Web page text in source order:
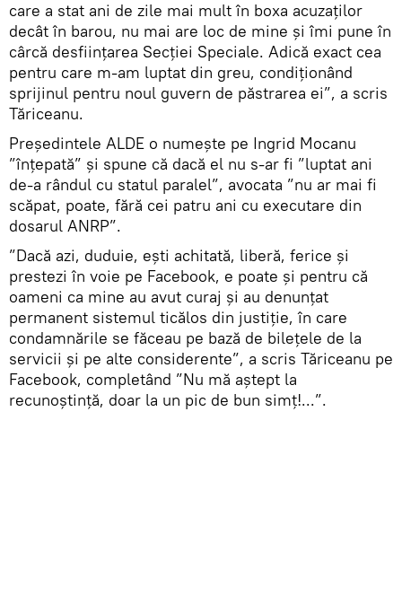
care a stat ani de zile mai mult în boxa acuzaților
decât în barou, nu mai are loc de mine și îmi pune în
cârcă desființarea Secției Speciale. Adică exact cea
pentru care m-am luptat din greu, condiționând
sprijinul pentru noul guvern de păstrarea ei”, a scris
Tăriceanu.
Președintele ALDE o numește pe Ingrid Mocanu
”înțepată” și spune că dacă el nu s-ar fi ”luptat ani
de-a rândul cu statul paralel”, avocata ”nu ar mai fi
scăpat, poate, fără cei patru ani cu executare din
dosarul ANRP”.
”Dacă azi, duduie, ești achitată, liberă, ferice și
prestezi în voie pe Facebook, e poate și pentru că
oameni ca mine au avut curaj și au denunțat
permanent sistemul ticălos din justiție, în care
condamnările se făceau pe bază de bilețele de la
servicii și pe alte considerente”, a scris Tăriceanu pe
Facebook, completând ”Nu mă aștept la
recunoștință, doar la un pic de bun simț!...”.